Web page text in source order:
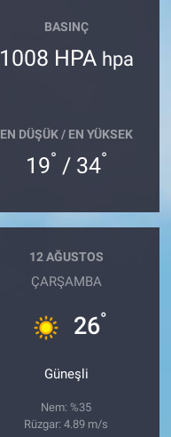
BASINÇ
1008 HPA hpa
EN DÜŞÜK / EN YÜKSEK
19° / 34°
12 AĞUSTOS
ÇARŞAMBA
26°
Güneşli
Nem: %35
Rüzgar: 4.89 m/s